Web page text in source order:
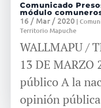
Comunicado
módulo
16 / Mar / 2020 |
Territorio Mapuche
WALLMAPU /
13 DE MARZO
público A la
opinión